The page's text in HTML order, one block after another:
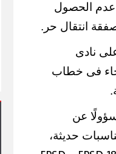
عدم الحصول
انتقال حر.
نادى
جاء فى خطاب
عن
حديثة،